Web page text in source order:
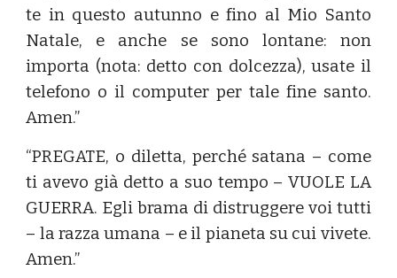
te in questo autunno e fino al Mio Santo
Natale, e anche se sono lontane: non
importa (nota: detto con dolcezza), usate il
telefono o il computer per tale fine santo.
Amen.”
“PREGATE, o diletta, perché satana – come
ti avevo già detto a suo tempo – VUOLE LA
GUERRA. Egli brama di distruggere voi tutti
– la razza umana – e il pianeta su cui vivete.
Amen.”